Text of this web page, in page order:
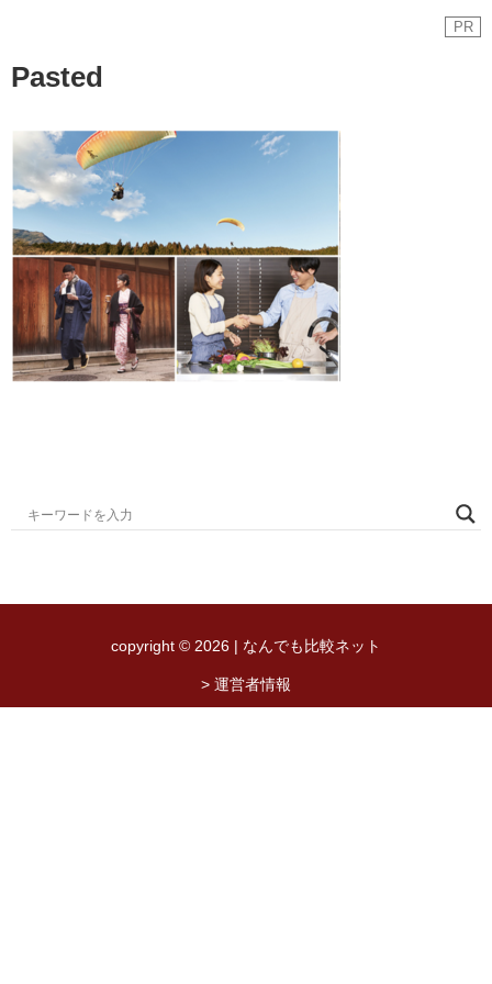
PR
Pasted
copyright © 2026 | なんでも比較ネット
> 運営者情報